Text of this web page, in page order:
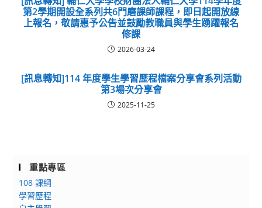
第2學期開設全系列共6門磨課師課程，即日起開放線
上報名，敬請惠予公告並鼓勵教職員與學生踴躍報名
修課
2026-03-24
[訊息轉知]114 年度學生學習歷程檔案分享會系列活動
第3場次分享會
2025-11-25
重點專區
108 課綱
學習歷程